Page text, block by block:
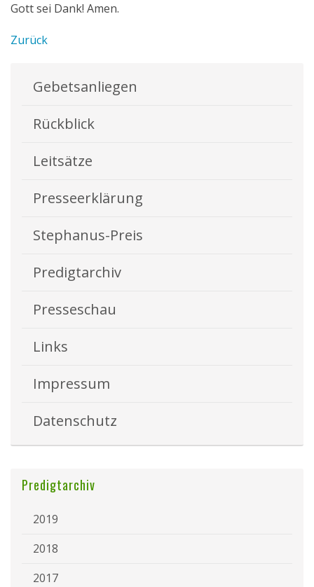
Gott sei Dank! Amen.
Zurück
Gebetsanliegen
Rückblick
Leitsätze
Presseerklärung
Stephanus-Preis
Predigtarchiv
Presseschau
Links
Impressum
Datenschutz
Predigtarchiv
2019
2018
2017